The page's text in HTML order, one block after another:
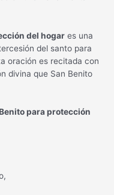
del hogar es una
del santo para
oración es recitada con
divina que San Benito
para protección